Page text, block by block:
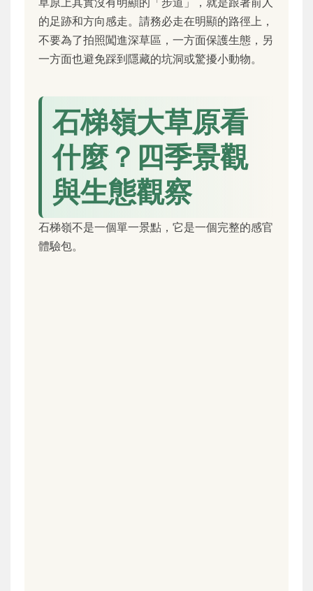
的足跡和方向感走。請務必走在明顯的路徑上，
不要為了拍照闖進深草區，一方面保護生態，另
一方面也避免踩到隱藏的坑洞或驚擾小動物。
石梯嶺大草原看
什麼？四季景觀
與生態觀察
石梯嶺不是一個單一景點，它是一個完整的感官
體驗包。